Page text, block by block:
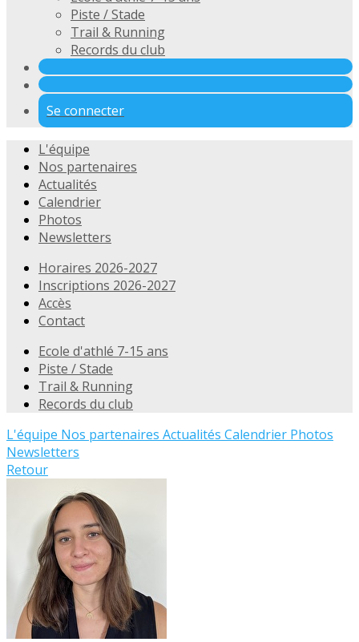
Piste / Stade
Trail & Running
Records du club
Se connecter
L'équipe
Nos partenaires
Actualités
Calendrier
Photos
Newsletters
Horaires 2026-2027
Inscriptions 2026-2027
Accès
Contact
Ecole d'athlé 7-15 ans
Piste / Stade
Trail & Running
Records du club
L'équipe Nos partenaires Actualités Calendrier Photos
Newsletters
Retour